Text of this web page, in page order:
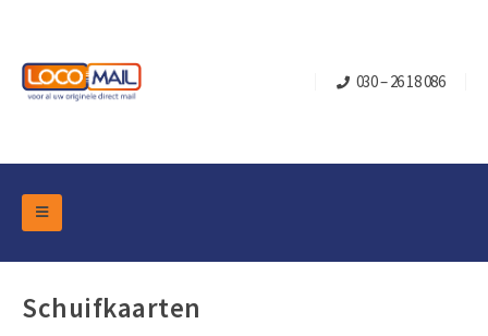
030 – 26 18 086
Schuifkaarten
DM Marketing Tools
Overzicht Categorieën
Branche